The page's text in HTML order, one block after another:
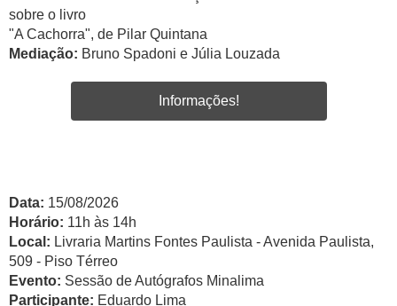
sobre o livro
"A Cachorra", de Pilar Quintana
Mediação: Bruno Spadoni e Júlia Louzada
Informações!
Data: 15/08/2026
Horário: 11h às 14h
Local: Livraria Martins Fontes Paulista - Avenida Paulista,
509 - Piso Térreo
Evento: Sessão de Autógrafos Minalima
Participante: Eduardo Lima